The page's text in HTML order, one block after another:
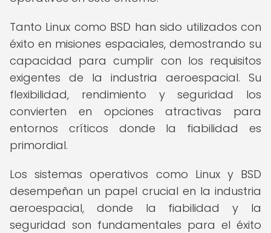
Tanto Linux como BSD han sido utilizados con
éxito en misiones espaciales, demostrando su
capacidad para cumplir con los requisitos
exigentes de la industria aeroespacial. Su
flexibilidad, rendimiento y seguridad los
convierten en opciones atractivas para
entornos críticos donde la fiabilidad es
primordial.
Los sistemas operativos como Linux y BSD
desempeñan un papel crucial en la industria
aeroespacial, donde la fiabilidad y la
seguridad son fundamentales para el éxito